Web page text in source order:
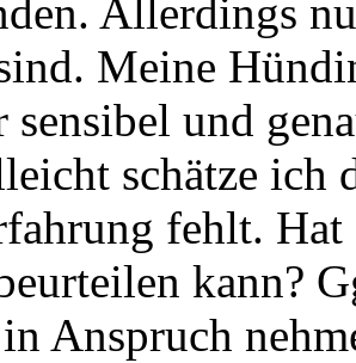
Allerdings
Meine
sensibel und
schätze ich
fehlt. Hat
kann?
Anspruch